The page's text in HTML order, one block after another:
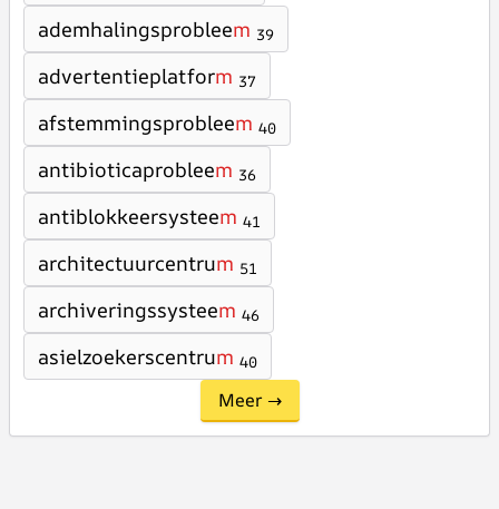
ademhalingsprobleem 39
advertentieplatform 37
afstemmingsprobleem 40
antibioticaprobleem 36
antiblokkeersysteem 41
architectuurcentrum 51
archiveringssysteem 46
asielzoekerscentrum 40
Meer →